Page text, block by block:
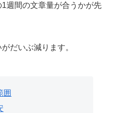
週間の文章量が合うかが先
だいぶ減ります。
囲